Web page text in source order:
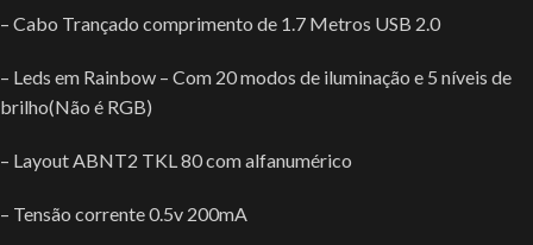
– Cabo Trançado comprimento de 1.7 Metros USB 2.0
– Leds em Rainbow – Com 20 modos de iluminação e 5 níveis de
brilho(Não é RGB)
– Layout ABNT2 TKL 80 com alfanumérico
– Tensão corrente 0.5v 200mA